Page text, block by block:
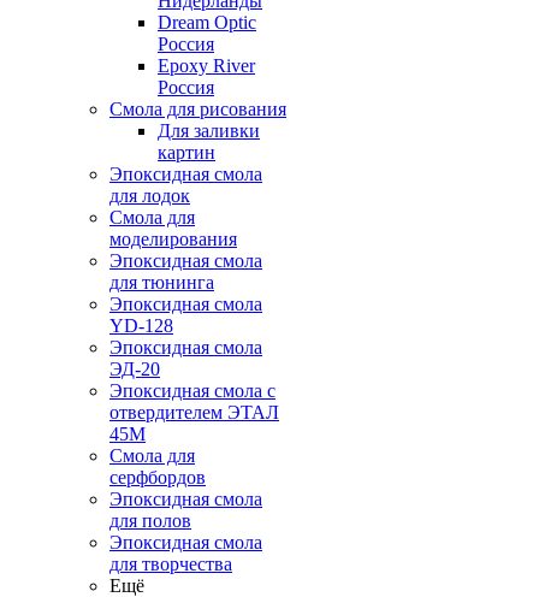
Dream Optic
Россия
Epoxy River
Россия
Смола для рисования
Для заливки
картин
Эпоксидная смола
для лодок
Смола для
моделирования
Эпоксидная смола
для тюнинга
Эпоксидная смола
YD-128
Эпоксидная смола
ЭД-20
Эпоксидная смола с
отвердителем ЭТАЛ
45М
Смола для
серфбордов
Эпоксидная смола
для полов
Эпоксидная смола
для творчества
Ещё